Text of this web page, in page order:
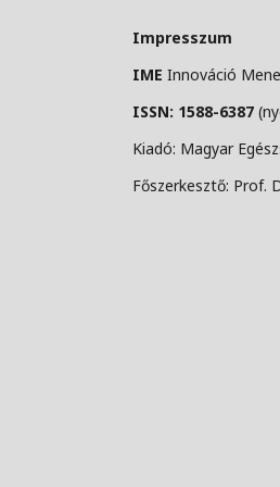
Impresszum
IME Innováció
ISSN: 1588-6387
Kiadó: Magyar
Főszerkesztő: Prof.